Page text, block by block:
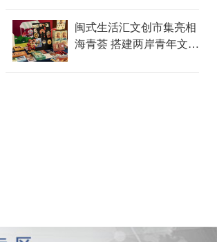
闽式生活汇文创市集亮相
海青荟 搭建两岸青年文化